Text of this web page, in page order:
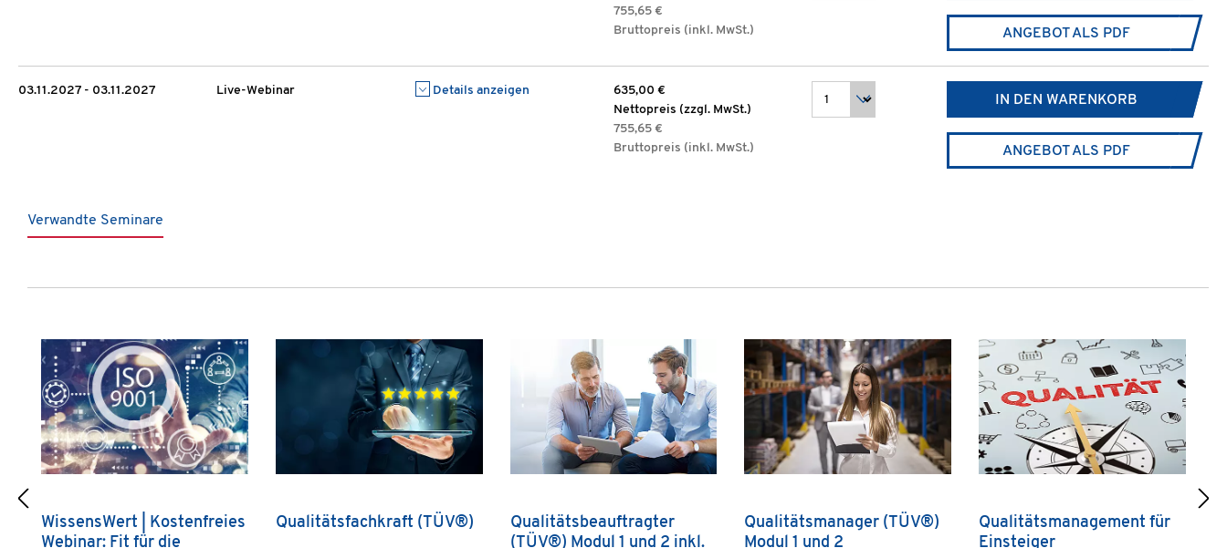
755,65 €
Bruttopreis (inkl. MwSt.)
ANGEBOT ALS PDF
03.11.2027 - 03.11.2027 Live-Webinar Details anzeigen
635,00 €
Nettopreis (zzgl. MwSt.)
755,65 €
Bruttopreis (inkl. MwSt.)
IN DEN WARENKORB
ANGEBOT ALS PDF
Verwandte Seminare
WissensWert | Kostenfreies
Webinar: Fit für die
Qualitätsfachkraft (TÜV®)
Qualitätsbeauftragter
(TÜV®) Modul 1 und 2 inkl.
Qualitätsmanager (TÜV®)
Modul 1 und 2
Qualitätsmanagement für
Einsteiger